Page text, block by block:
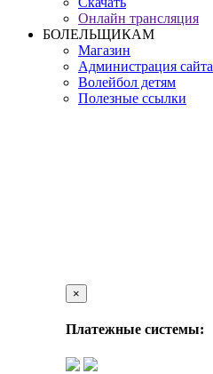
Онлайн трансляция
БОЛЕЛЬЩИКАМ
Магазин
Администрация сайта
Волейбол детям
Полезные ссылки
×
Платежные системы: